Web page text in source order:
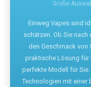
Große
Einweg Vapes sind
schätzen. Ob Sie
den Geschmack von
praktische Lösung
perfekte Modell für
Technologien mit einer